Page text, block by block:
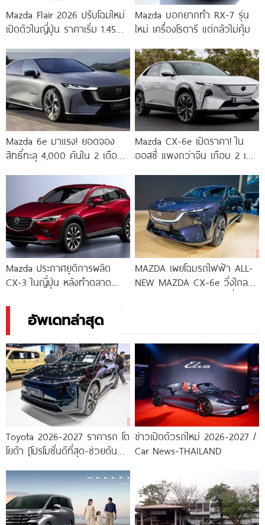
Mazda Flair 2026 ปรับโฉมใหม่
เปิดตัวในญี่ปุ่น ราคาเริ่ม 1.45
Mazda บอกยากทำ RX-7 รุ่น
ใหม่ เครื่องโรตารี แต่กลัวไม่คุ้ม
Mazda 6e มาแรง! ยอดจอง
สิทธิ์ทะลุ 4,000 คันใน 2 เดือน
Mazda CX-6e เปิดราคา! ใน
ออสซี่ แพงกว่าจีน เกือบ 2 เท่า
Mazda ประกาศยุติการผลิต
CX-3 ในญี่ปุ่น หลังทำตลาด
MAZDA เผยโฉมรถไฟฟ้า ALL-
NEW MAZDA CX-6e วิ่งไกล
อัพเดทล่าสุด
Toyota 2026-2027 ราคารถ โต
โยต้า [โปรโมชั่นดีที่สุด-ช่วยดันทุก
ข่าวเปิดตัวรถใหม่ 2026-2027 /
Car News-THAILAND